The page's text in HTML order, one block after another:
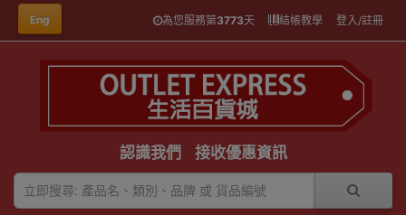
Eng 為您服務第3773天 結帳教學 登入/註冊
認識我們 接收優惠資訊